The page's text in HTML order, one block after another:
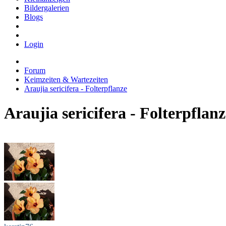
Bildergalerien
Blogs
Login
Forum
Keimzeiten & Wartezeiten
Araujia sericifera - Folterpflanze
Araujia sericifera -